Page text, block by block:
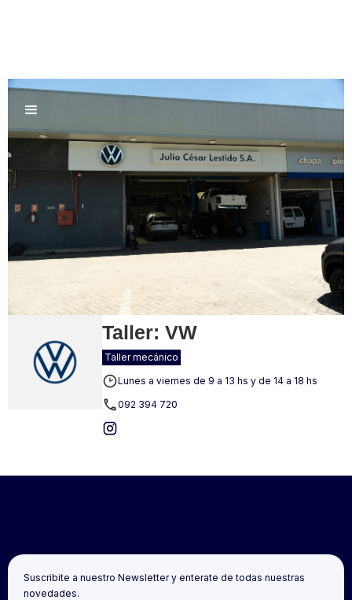
Taller: VW
Taller mecánico
Lunes a viernes de 9 a 13 hs y de 14 a 18 hs
092 394 720
Suscribite a nuestro Newsletter y enterate de todas nuestras
novedades.